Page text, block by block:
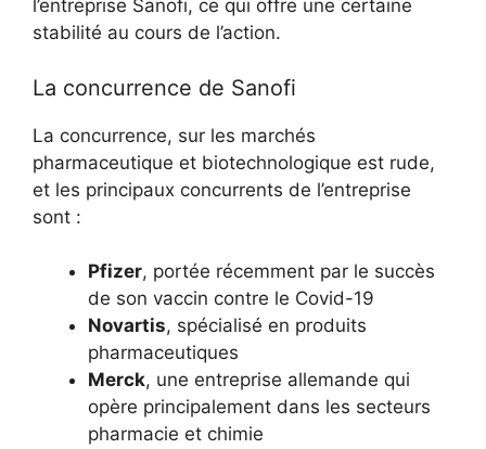
l’entreprise Sanofi, ce qui offre une certaine
stabilité au cours de l’action.
La concurrence de Sanofi
La concurrence, sur les marchés
pharmaceutique et biotechnologique est rude,
et les principaux concurrents de l’entreprise
sont :
Pfizer, portée récemment par le succès
de son vaccin contre le Covid-19
Novartis, spécialisé en produits
pharmaceutiques
Merck, une entreprise allemande qui
opère principalement dans les secteurs
pharmacie et chimie